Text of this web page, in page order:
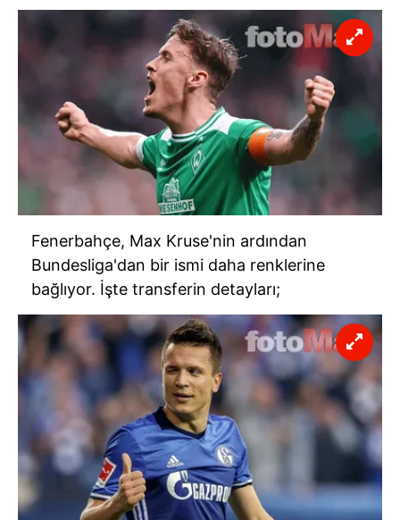
Fenerbahçe, Max Kruse'nin ardından
Bundesliga'dan bir ismi daha renklerine
bağlıyor. İşte transferin detayları;